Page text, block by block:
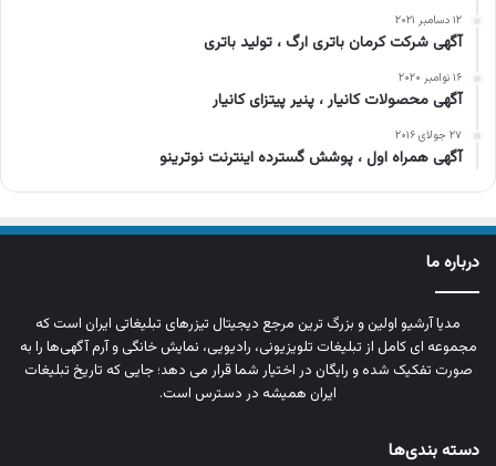
۱۲ دسامبر ۲۰۲۱
آگهی شرکت کرمان باتری ارگ ، تولید باتری
۱۶ نوامبر ۲۰۲۰
آگهی محصولات کانیار ، پنیر پیتزای کانیار
۲۷ جولای ۲۰۱۶
آگهی همراه اول ، پوشش گسترده اینترنت نوترینو
درباره ما
مدیا آرشیو اولین و بزرگ‌ ترین مرجع دیجیتال تیزرهای تبلیغاتی ایران است که
مجموعه‌ ای کامل از تبلیغات تلویزیونی، رادیویی، نمایش خانگی و آرم‌ آگهی‌ها را به‌
صورت تفکیک‌ شده و رایگان در اختیار شما قرار می‌ دهد؛ جایی که تاریخ تبلیغات
ایران همیشه در دسترس است.
دسته بندی‌ها